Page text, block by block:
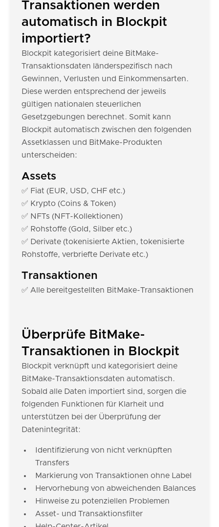
Transaktionen werden
automatisch in Blockpit
importiert?
Blockpit kategorisiert deine BitMake-
Transaktionsdaten länderspezifisch nach
Gewinnen, Verlusten und Einkommensarten.
Diese werden entsprechend der jeweils
gültigen nationalen steuerlichen
Gesetzgebungen berechnet. Somit kann
Blockpit automatisch zwischen den folgenden
Assetklassen und BitMake-Produkten
unterscheiden:
Assets
✅ Fiat (EUR, USD, CHF etc.)
✅ Krypto (Coins & Token)
✅ NFTs (NFT-Kollektionen)
✅ Rohstoffe (Gold, Silber etc.)
✅ Derivate (tokenisierte Aktien, tokenisierte
Rohstoffe, verbriefte Derivate etc.)
Transaktionen
✅ Alle bereitgestellten BitMake-Transaktionen
Überprüfe BitMake-
Transaktionen in Blockpit
Blockpit verknüpft und kategorisiert deine
BitMake-Transaktionsdaten automatisch.
Sobald alle Daten importiert sind, sorgen die
folgenden Funktionen für Klarheit und
unterstützen bei der Überprüfung der
Datenintegrität:
Identifizierung von nicht verknüpften
Transfers
Markierung von Transaktionen ohne Label
Hervorhebung von abweichenden Balances
Hinweise zu potenziellen Problemen
Asset- und Transaktionsfilter